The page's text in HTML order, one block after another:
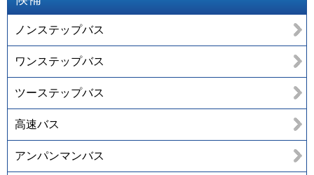
ノンステップバス
ワンステップバス
ツーステップバス
高速バス
アンパンマンバス